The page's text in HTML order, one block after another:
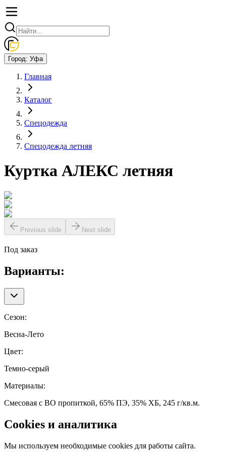
Город: Уфа
Главная
Каталог
Спецодежда
Спецодежда летняя
Куртка АЛЕКС летняя
Previous slide Next slide
Под заказ
Варианты:
Сезон:
Весна-Лето
Цвет:
Темно-серый
Материалы:
Смесовая с ВО пропиткой, 65% ПЭ, 35% ХБ, 245 г/кв.м.
Cookies и аналитика
Мы используем необходимые cookies для работы сайта.